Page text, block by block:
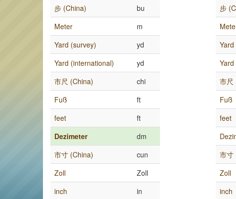
步 (China)
bu
Meter
m
Yard (survey)
yd
Yard (international)
yd
市尺 (China)
chi
Fuß
ft
feet
ft
Dezimeter
dm
市寸 (China)
cun
Zoll
Zoll
inch
in
步
市尺
Fuß
feet
市寸
Zoll
inch